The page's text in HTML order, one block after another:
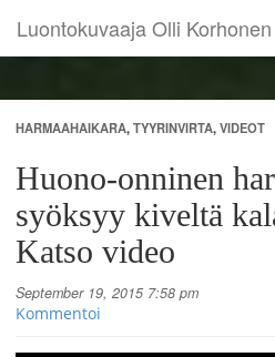
Luontokuvaaja Olli Korhonen
HARMAAHAIKARA,TYYRINVIRTA,VIDEOT
Huono-onninen
syöksyy kiveltä
Katso video
September 19, 2015 7:58 pm
Kommentoi